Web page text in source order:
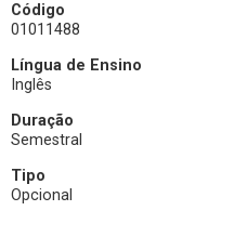
Código
01011488
Língua de Ensino
Inglês
Duração
Semestral
Tipo
Opcional